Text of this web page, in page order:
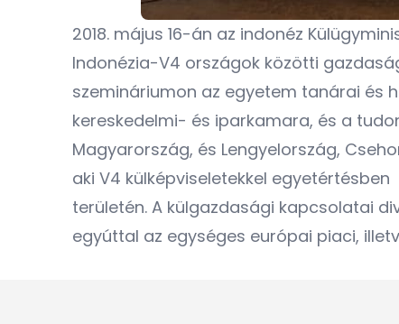
2018. május 16-án az indonéz
Indonézia-V4 országok közötti
szemináriumon az egyetem tanárai és
kereskedelmi- és iparkamara, és a
Magyarország, és Lengyelország,
aki V4 külképviseletekkel
területén. A külgazdasági kapcsolatai
egyúttal az egységes európai piaci,